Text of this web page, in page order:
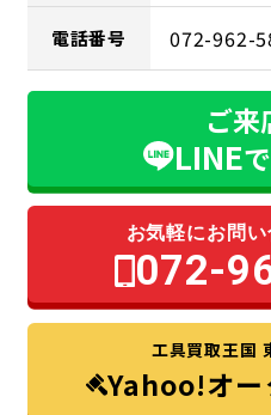
電話番号 072-962-
ご来
LINEで
お気軽にお問
072-
工具買取王国
Yahoo!オー